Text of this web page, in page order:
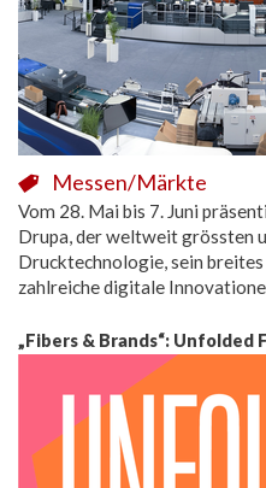
Messen/Märkte
Vom 28. Mai bis 7. Juni
Drupa, der weltweit grössten
Drucktechnologie, sein
zahlreiche digitale
„Fibers & Brands“: Unfolded